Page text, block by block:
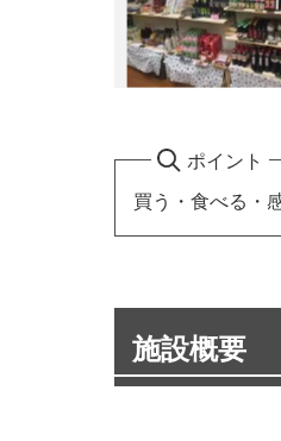
ポイント
買う・食べる・
施設概要